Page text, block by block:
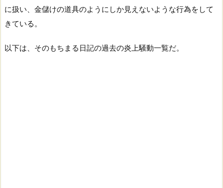
に扱い、金儲けの道具のようにしか見えないような行為をして
きている。
以下は、そのもちまる日記の過去の炎上騒動一覧だ。